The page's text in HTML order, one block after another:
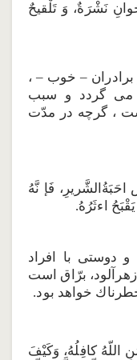
نَشْرَةٌ، وَ تَلْقيحٌ
برادران – خوب – ،
مى گردد و سبب
، گرچه در مدّت
فَإ نَّهُ
اءثَرُهُ.
دوستى با افراد
برّاق است
خواهد بود.
اللّهُ كافِلُهُ، وَكَيْفَ